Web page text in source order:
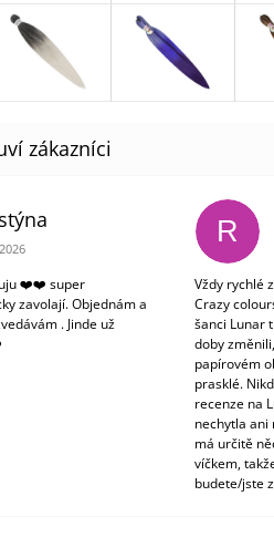
obchodu je 5 z 5 hvězdiček.
❤️❤️ super
zavolají. Objednám a
. Jinde už
R
Vždy rychlé
Crazy
šanci Lunar
doby
papírovém
prasklé.
recenze na
nechytla ani
má určitě
víčkem,
budete/jste